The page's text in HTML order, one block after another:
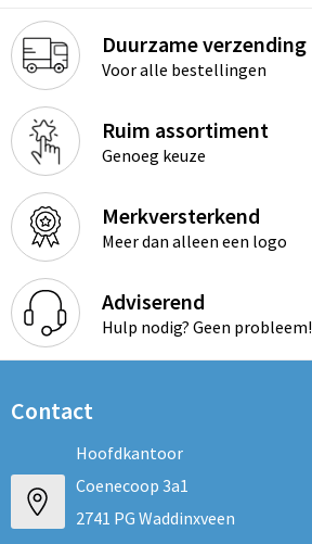
Duurzame verzending
Voor alle bestellingen
Ruim assortiment
Genoeg keuze
Merkversterkend
Meer dan alleen een logo
Adviserend
Hulp nodig? Geen probleem!
Contact
Hoofdkantoor
Coenecoop 3a1
2741 PG Waddinxveen